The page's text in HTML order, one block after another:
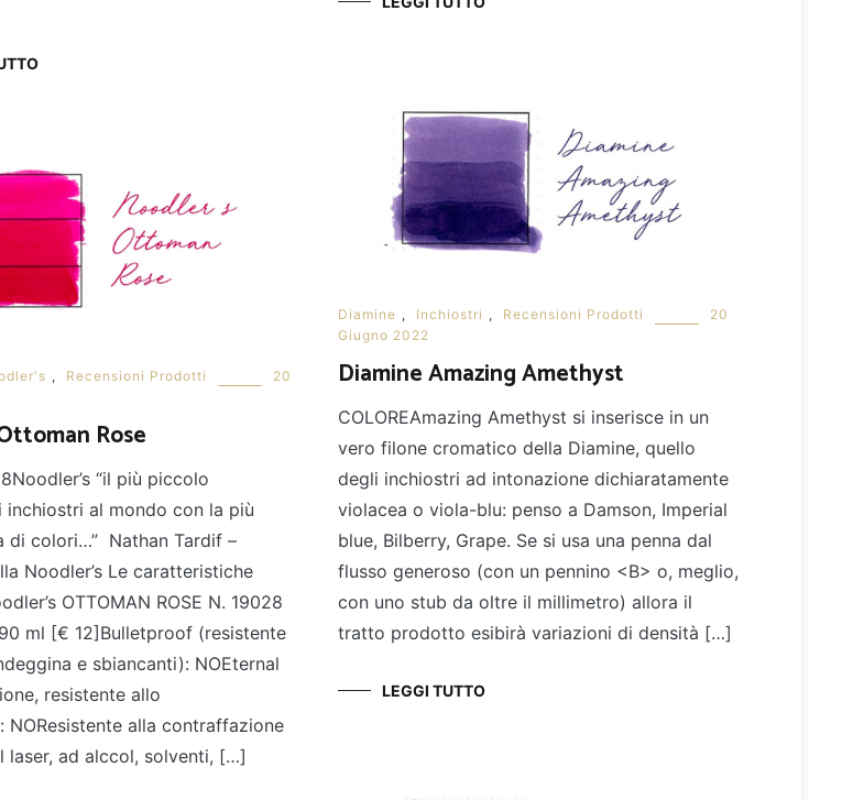
Diamine , Inchiostri , Recensioni Prodotti
20
Giugno 2022
Diamine Amazing Amethyst
COLOREAmazing Amethyst si inserisce in un
vero filone cromatico della Diamine, quello
degli inchiostri ad intonazione dichiaratamente
violacea o viola-blu: penso a Damson, Imperial
blue, Bilberry, Grape. Se si usa una penna dal
flusso generoso (con un pennino <B> o, meglio,
con uno stub da oltre il millimetro) allora il
tratto prodotto esibirà variazioni di densità […]
LEGGI TUTTO
, Recensioni Prodotti
20
Rose
“il più piccolo
al mondo con la più
di colori…” Nathan Tardif –
Noodler’s Le caratteristiche
OTTOMAN ROSE N. 19028
ml [€ 12]Bulletproof (resistente
e sbiancanti): NOEternal
resistente allo
NOResistente alla contraffazione
laser, ad alccol, solventi, […]